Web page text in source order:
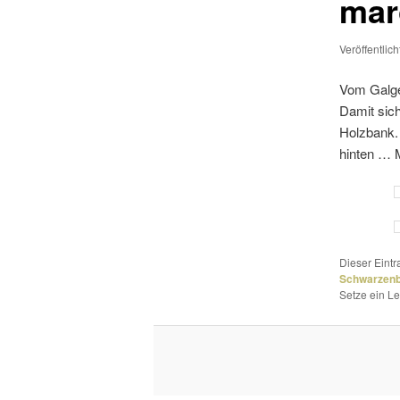
Vom
Damit
hinten …
Dieser
Setze ein